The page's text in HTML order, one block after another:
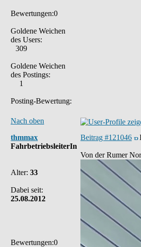
Bewertungen:0
Goldene Weichen
des Users:
309
Goldene Weichen
des Postings:
1
Posting-Bewertung:
Nach oben
thmmax
FahrbetriebsleiterIn
Alter: 33
Dabei seit:
25.08.2012
Bewertungen:0
Beitrag #121046
Von der Rumer